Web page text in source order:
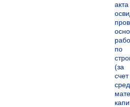
акта
по
(за
счет